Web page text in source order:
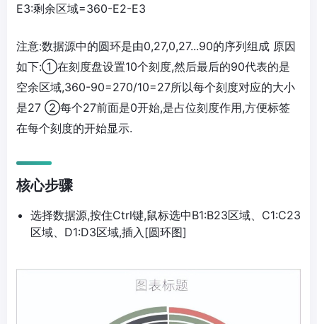
E3:剩余区域=360-E2-E3
注意:数据源中的圆环是由0,27,0,27...90的序列组成 原因
如下:①在刻度盘设置10个刻度,然后最后的90代表的是
空余区域,360-90=270/10=27所以每个刻度对应的大小
是27 ②每个27前面是0开始,是占位刻度作用,方便标签
在每个刻度的开始显示.
核心步骤
选择数据源,按住Ctrl键,鼠标选中B1:B23区域、C1:C23
区域、D1:D3区域,插入[圆环图]